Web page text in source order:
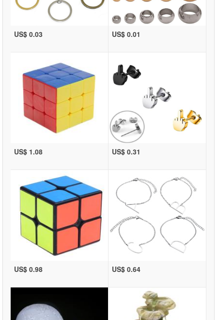
US$ 0.03 US$ 0.01
US$ 1.08 US$ 0.31
US$ 0.98 US$ 0.64